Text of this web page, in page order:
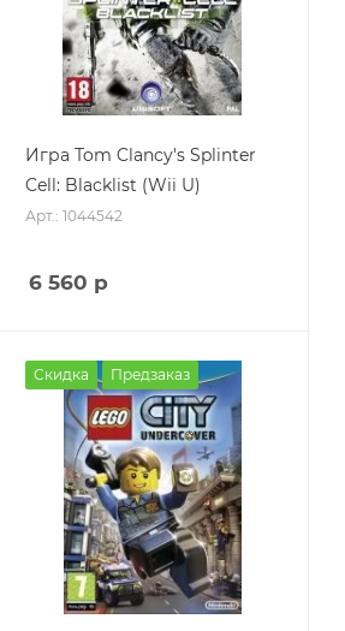
Игра Tom Clancy's Splinter
Cell: Blacklist (Wii U)
Арт.: 1044542
6 560 р
Скидка Предзаказ